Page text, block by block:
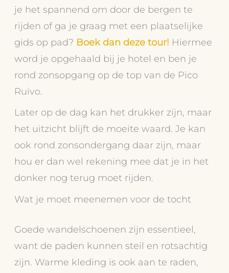
je het spannend om door de bergen te
rijden of ga je graag met een plaatselijke
gids op pad? Boek dan deze tour! Hiermee
word je opgehaald bij je hotel en ben je
rond zonsopgang op de top van de Pico
Ruivo.
Later op de dag kan het drukker zijn, maar
het uitzicht blijft de moeite waard. Je kan
ook rond zonsondergang daar zijn, maar
hou er dan wel rekening mee dat je in het
donker nog terug moet rijden.
Wat je moet meenemen voor de tocht
Goede wandelschoenen zijn essentieel,
want de paden kunnen steil en rotsachtig
zijn. Warme kleding is ook aan te raden,